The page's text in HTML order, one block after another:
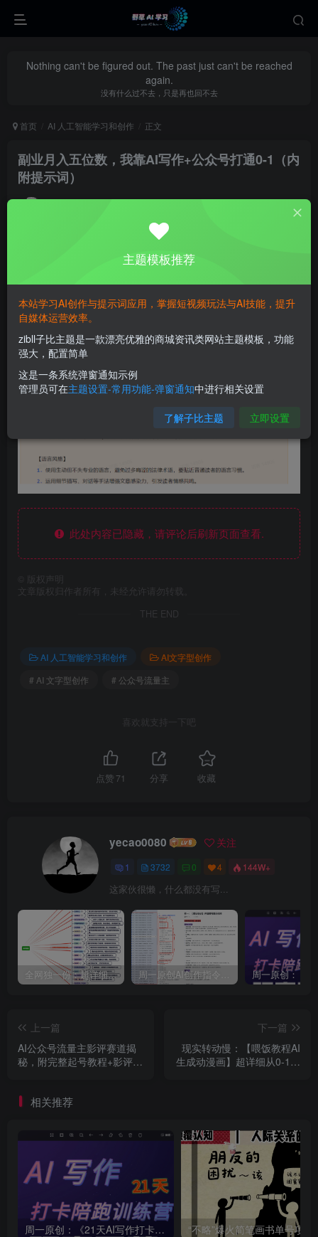
Nothing can't be figured out. The past just can't be reached
again.
没有什么过不去，只是再也回不去
首页 AI 人工智能学习和创作 正文
副业月入五位数，我靠AI写作+公众号打通0-1（内
附提示词）
私信
副业月入五位数，我靠AI写作+公众号打通0-1（内附提示
词）
此处内容已隐藏，请评论后刷新页面查看.
版权声明
文章版权归作者所有，未经允许请勿转载。
THE END
AI 人工智能学习和创作
AI文字型创作
# AI 文字型创作
# 公众号流量主
喜欢就支持一下吧
点赞 71 分享 收藏
yecao0080 关注
1 3732 0 4 144W+
这家伙很懒，什么都没有写...
全网独一份：超详细的40+个自媒体赛道领域解析手册，让你的内容创作不再局限！
上一篇
AI公众号流量主影评赛道揭
秘，附完整起号教程+影评写
下一篇
现实转动慢：【喂饭教程AI
生成动漫画】超详细从0-1小
相关推荐
周一原创：《21天AI写作打卡陪跑训练营》全部内容讲解！（网站会员免费学习…）
主题模板推荐
本站学习AI创作与提示词应用，掌握短视频玩法与AI技能，提升
自媒体运营效率。
zibll子比主题是一款漂亮优雅的商城资讯类网站主题模板，功能
强大，配置简单
这是一条系统弹窗通知示例
管理员可在主题设置-常用功能-弹窗通知中进行相关设置
了解子比主题 立即设置